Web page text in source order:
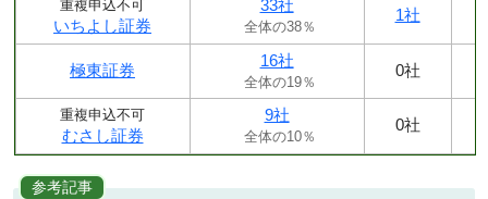
重複申込不可
いちよし証券
33社
全体の38％
1社
極東証券
16社
全体の19％
0社
重複申込不可
むさし証券
9社
全体の10％
0社
参考記事